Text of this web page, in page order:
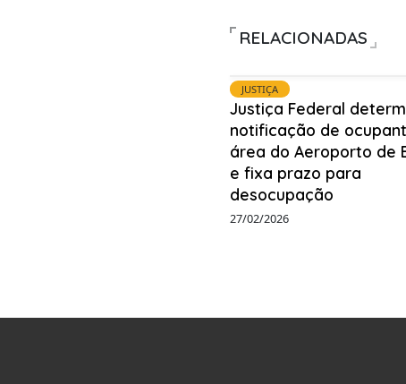
RELACIONADAS
JUSTIÇA
Justiça Federal
notificação de
área do Aeroporto de
e fixa prazo para
desocupação
27/02/2026